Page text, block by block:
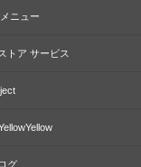
ニュー
トア サービス
グ